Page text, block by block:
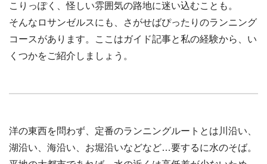
こりっぽく、怪しい雰囲気の路地に迷い込むことも。
そんなロサンゼルスにも、さがせばぴったりのランニング
コースがあります。ここはガイド記事と私の経験から、い
くつかをご紹介しましょう。
洋の東西を問わず、定番のランニングルートとは川沿い、
湖沿い、海沿い、お堀沿いなどなど…要するに水のそば。